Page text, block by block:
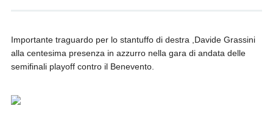
Importante traguardo per lo stantuffo di destra ,Davide Grassini
alla centesima presenza in azzurro nella gara di andata delle
semifinali playoff contro il Benevento.